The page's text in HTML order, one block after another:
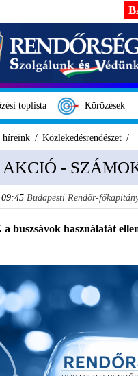
toplista Körözések
híreink Közlekedésrendészet
-
Budapesti Rendőr-
buszsávok használatát